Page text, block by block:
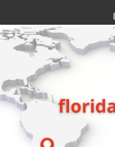
al
contenido